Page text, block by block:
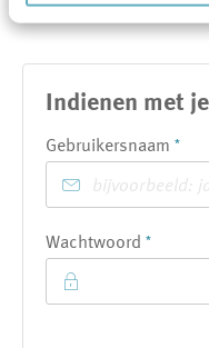
Indienen met
Gebruikersnaam *
Wachtwoord *